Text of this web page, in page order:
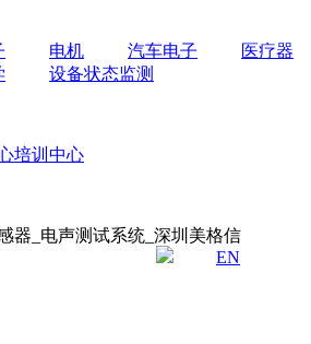
电机 汽车电子
医疗器
设备状态监测
培训中心
EN